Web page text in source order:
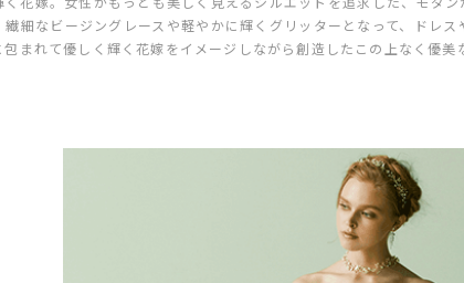
細なビージングレースや軽やかに輝くグリッターとなって、ドレ
まれて優しく輝く花嫁をイメージしながら創造したこの上なく優美